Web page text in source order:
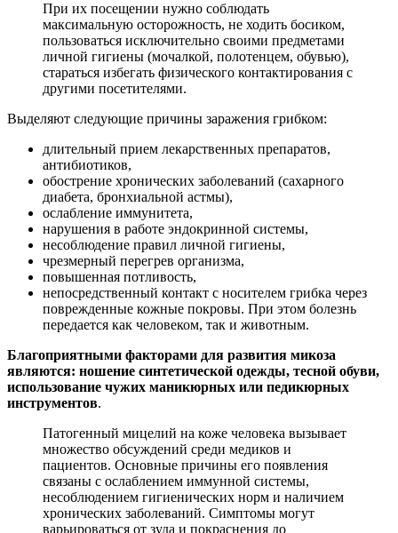
При их посещении нужно соблюдать
максимальную осторожность, не ходить босиком,
пользоваться исключительно своими предметами
личной гигиены (мочалкой, полотенцем, обувью),
стараться избегать физического контактирования с
другими посетителями.
Выделяют следующие причины заражения грибком:
длительный прием лекарственных препаратов,
антибиотиков,
обострение хронических заболеваний (сахарного
диабета, бронхиальной астмы),
ослабление иммунитета,
нарушения в работе эндокринной системы,
несоблюдение правил личной гигиены,
чрезмерный перегрев организма,
повышенная потливость,
непосредственный контакт с носителем грибка через
поврежденные кожные покровы. При этом болезнь
передается как человеком, так и животным.
Благоприятными факторами для развития микоза
являются: ношение синтетической одежды, тесной обуви,
использование чужих маникюрных или педикюрных
инструментов.
Патогенный мицелий на коже человека вызывает
множество обсуждений среди медиков и
пациентов. Основные причины его появления
связаны с ослаблением иммунной системы,
несоблюдением гигиенических норм и наличием
хронических заболеваний. Симптомы могут
варьироваться от зуда и покраснения до